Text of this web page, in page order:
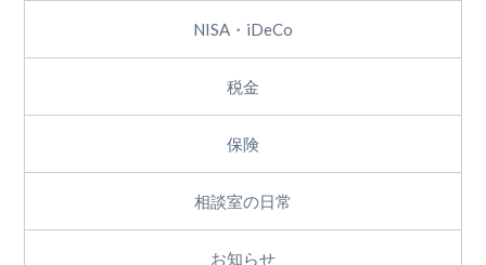
NISA・iDeCo
税金
保険
相談室の日常
お知らせ